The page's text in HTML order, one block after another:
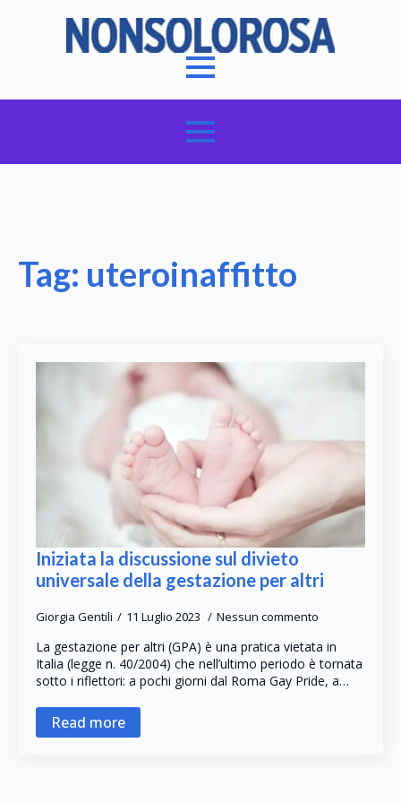
Tag: uteroinaffitto
Iniziata la discussione sul divieto
universale della gestazione per altri
Giorgia Gentili 11 Luglio 2023 Nessun commento
La gestazione per altri (GPA) è una pratica vietata in
Italia (legge n. 40/2004) che nell’ultimo periodo è tornata
sotto i riflettori: a pochi giorni dal Roma Gay Pride, a…
Read more